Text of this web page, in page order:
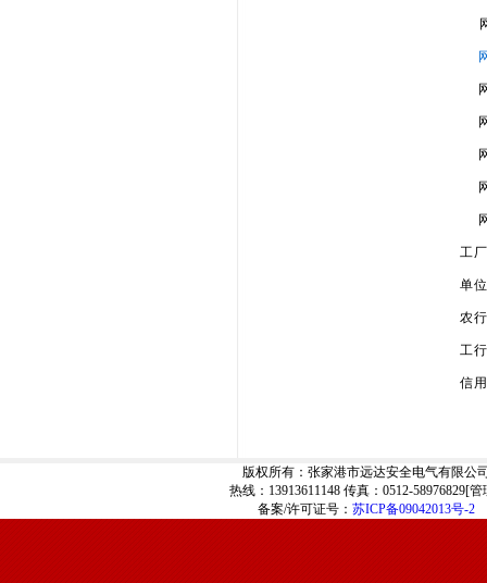
工
单
农
工
信
版权所有：张家港市远达安全电气有限公
热线：13913611148 传真：0512-58976829[管
备案/许可证号： 苏ICP备09042013号-2